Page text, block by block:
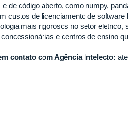
de código aberto, como numpy,
custos de licenciamento de software
mais rigorosos no setor elétrico,
e centros de ensino
contato com Agência Intelecto: